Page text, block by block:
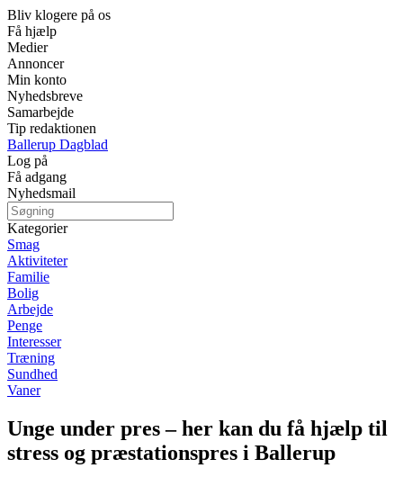
Bliv klogere på os
Få hjælp
Medier
Annoncer
Min konto
Nyhedsbreve
Samarbejde
Tip redaktionen
Ballerup Dagblad
Log på
Få adgang
Nyhedsmail
Kategorier
Smag
Aktiviteter
Familie
Bolig
Arbejde
Penge
Interesser
Træning
Sundhed
Vaner
Unge under pres – her kan du få hjælp til
stress og præstationspres i Ballerup